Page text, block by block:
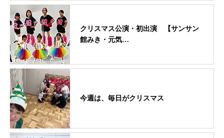
クリスマス公演・初出演 【サンサン
館みき・元気…
今週は、毎日がクリスマス